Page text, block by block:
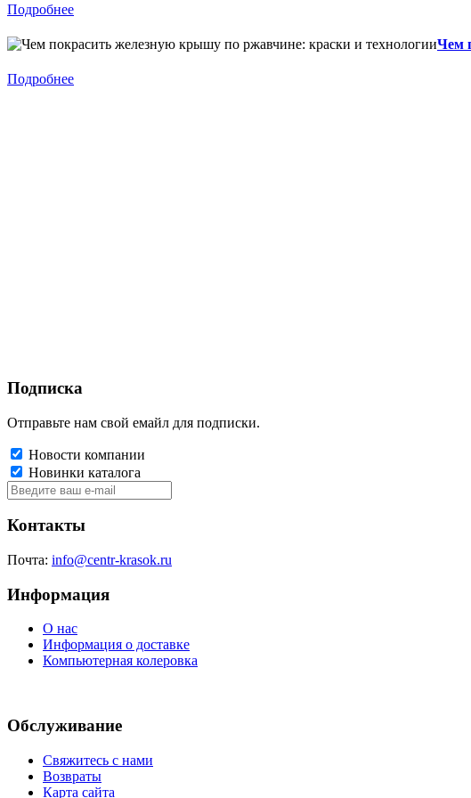
Подробнее
Чем
Подробнее
Подписка
Отправьте нам свой емайл для подписки.
Новости компании
Новинки каталога
Контакты
Почта: info@centr-krasok.ru
Информация
О нас
Информация о доставке
Компьютерная колеровка
Обслуживание
Свяжитесь с нами
Возвраты
Карта сайта